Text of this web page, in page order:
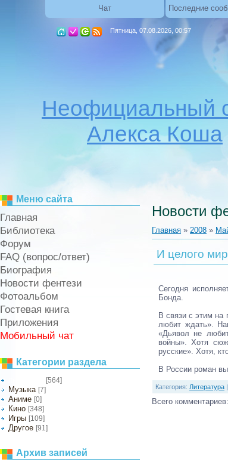
Чат Последние
Пятница, 07.08.2026, 00:57
Неофициальный
Алекса Коша
Меню сайта
Главная
Библиотека
Форум
FAQ (вопрос/ответ)
Биография
Новости фентези
Фотоальбом
Гостевая книга
Приложения
Мобильный чат
Категории раздела
[564]
Музыка [7]
Аниме [0]
Кино [348]
Игры [109]
Другое [91]
Архив записей
Новости
Главная » 2008 »
И целого
Сегодня
Бонда.
В связи с этим на
любит ждать».
«Дьявол не
войны». Хотя
русские». Хотя,
В России роман
Категория: Литература
Всего комментариев: